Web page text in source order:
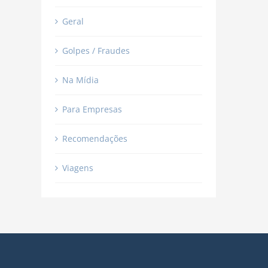
Geral
Golpes / Fraudes
Na Mídia
Para Empresas
Recomendações
Viagens